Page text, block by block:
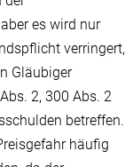
es wird nur
verringert,
Gläubiger
2, 300 Abs. 2
betreffen.
häufig